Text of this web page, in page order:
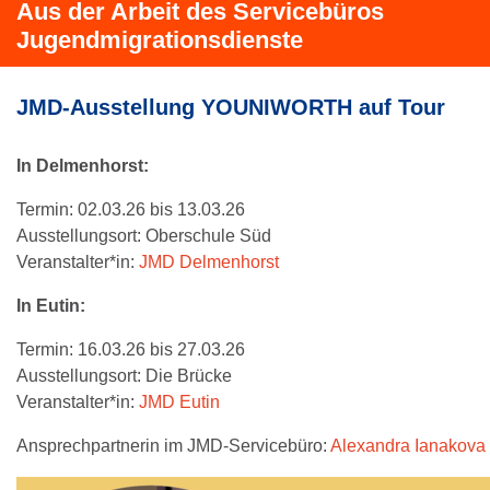
Aus der Arbeit des Servicebüros
Jugendmigrationsdienste
JMD-Ausstellung YOUNIWORTH auf Tour
In Delmenhorst:
Termin: 02.03.26 bis 13.03.26
Ausstellungsort: Oberschule Süd
Veranstalter*in: JMD Delmenhorst
In Eutin:
Termin: 16.03.26 bis 27.03.26
Ausstellungsort: Die Brücke
Veranstalter*in: JMD Eutin
Ansprechpartnerin im JMD-Servicebüro: Alexandra Ianakova